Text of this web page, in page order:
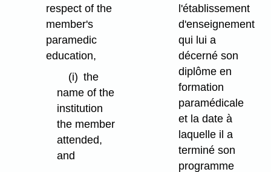
respect of the
member's
paramedic
education,
(i) the
name of the
institution
the member
attended,
and
l'établissement
d'enseignement
qui lui a
décerné son
diplôme en
formation
paramédicale
et la date à
laquelle il a
terminé son
programme